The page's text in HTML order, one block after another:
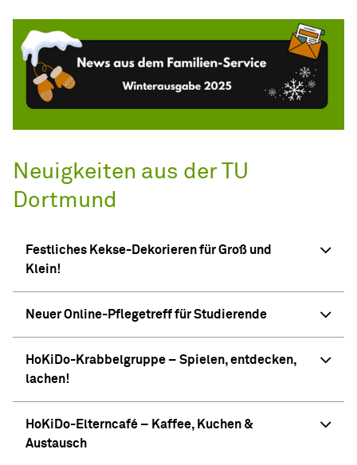
Neuigkeiten aus der TU
Dortmund
Festliches Kekse-Dekorieren für Groß und
Klein!
Neuer Online-Pflegetreff für Studierende
HoKiDo-Krabbelgruppe – Spielen, entdecken,
lachen!
HoKiDo-Elterncafé – Kaffee, Kuchen &
Austausch